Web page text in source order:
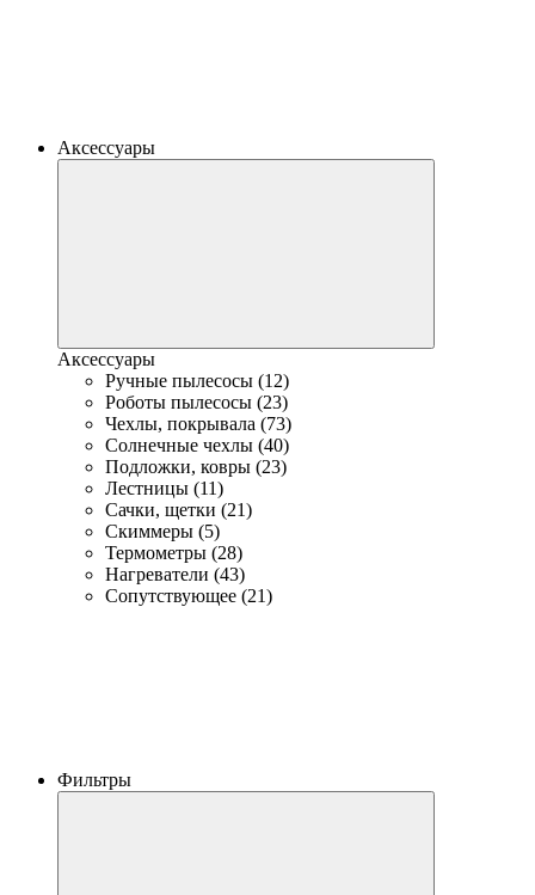
Аксессуары
Аксессуары
Ручные пылесосы (12)
Роботы пылесосы (23)
Чехлы, покрывала (73)
Солнечные чехлы (40)
Подложки, ковры (23)
Лестницы (11)
Сачки, щетки (21)
Скиммеры (5)
Термометры (28)
Нагреватели (43)
Сопутствующее (21)
Фильтры